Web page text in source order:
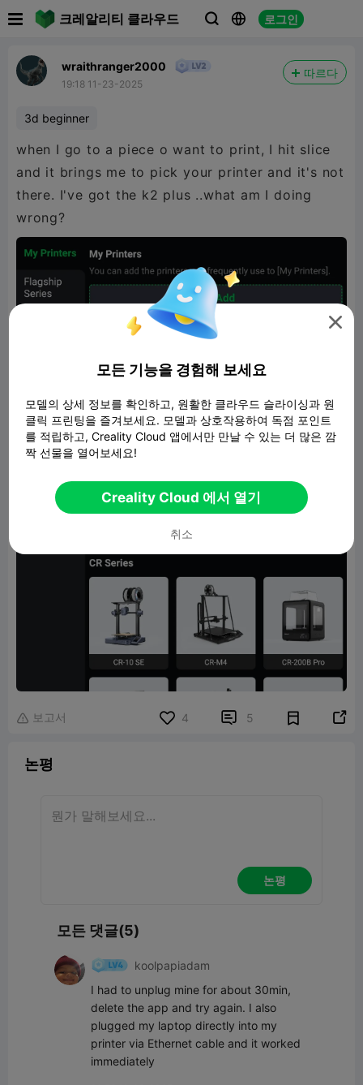
크레알리티 클라우드   로그인
wraithranger2000
19:18 11-23-2025
따르다
3d beginner
when I go to a piece o want to print, I hit slice
and it brings me to pick your printer and it's not
there. I've got the k2 plus ..what am I doing
wrong?
 보고서 4  5 
논평
논평
모든 댓글(5)
koolpapiadam
I had to unplug mine for about 30min,
delete the app and try again. I also
plugged my laptop directly into my
printer via Ethernet cable and it worked
immediately

모든 기능을 경험해 보세요
모델의 상세 정보를 확인하고, 원활한 클라우드 슬라이싱과 원
클릭 프린팅을 즐겨보세요. 모델과 상호작용하여 독점 포인트
를 적립하고, Creality Cloud 앱에서만 만날 수 있는 더 많은 깜
짝 선물을 열어보세요!
Creality Cloud 에서 열기
취소